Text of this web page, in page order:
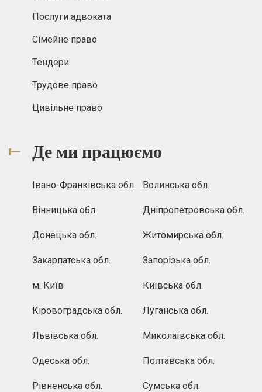
Послуги адвоката
Сімейне право
Тендери
Трудове право
Цивільне право
Де ми працюємо
Івано-Франківська обл. Волинська обл.
Вінницька обл. Дніпропетровська обл.
Донецька обл. Житомирська обл.
Закарпатська обл. Запорізька обл.
м. Київ Київська обл.
Кіровоградська обл. Луганська обл.
Львівська обл. Миколаївська обл.
Одеська обл. Полтавська обл.
Рівненська обл. Сумська обл.